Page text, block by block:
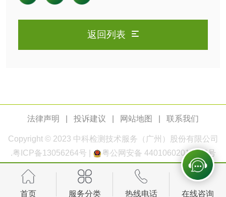
返回列表
法律声明 投诉建议 网站地图 联系我们
Copyright © 2023 中科检测 技术服务（广州）股份有限公司
.粤ICP备13056264号 粤公网安备 44010602011168号
首页 服务分类 热线电话 在线咨询
水性印刷油墨检测
防冻液检测 润滑油运动粘度检
测
齿轮油检测